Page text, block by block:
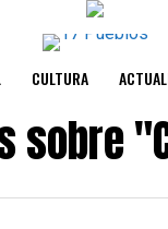
CULTURA
sobre